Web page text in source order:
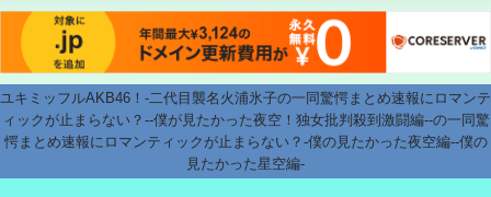
ユキミッフルAKB46！-二代目襲名火浦氷子の一同驚愕まとめ速報にロマンテ
ィックが止まらない？--僕が見たかった夜空！独女批判殺到激闘編--の一同驚
愕まとめ速報にロマンティックが止まらない？-僕の見たかった夜空編--僕の
見たかった星空編-